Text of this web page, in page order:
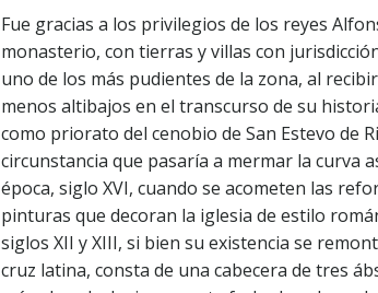
Fue gracias a los privilegios de los reyes
monasterio, con tierras y villas con
uno de los más pudientes de la zona, al
menos altibajos en el transcurso de su
como priorato del cenobio de San Estevo de
circunstancia que pasaría a mermar la curva
época, siglo XVI, cuando se acometen las
pinturas que decoran la iglesia de estilo
siglos XII y XIII, si bien su existencia se
cruz latina, consta de una cabecera de tres